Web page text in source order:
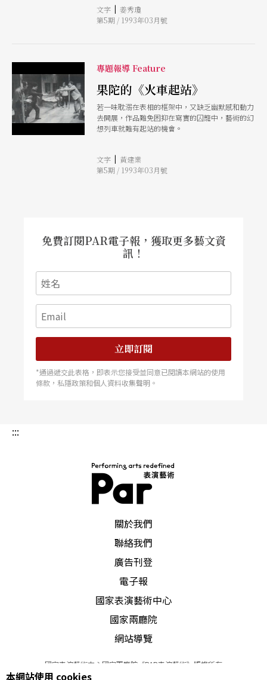
《野人》上演再度引起爭論，八九年應邀往訪歐
洲，天安門事件後定居巴黎，從事寫作與繪畫。作
法國巴候劇院將演出他的新作《生死界》。高行健
和台灣的接觸始於《聯合文學》出版的短篇小說集
《給我老爺買魚竿》、聯經出版的長篇小說《靈
山》。他的劇作《車站》、《彼岸》也分別在聯合
報副刊及聯合文學發表過。大前年陳玲玲指導國立
藝術學院戲劇系學生在國立藝術館演出《彼岸》，
去年十月十六日起，果陀劇場的導演梁志民以《絕
高氏訪台期間邀集了幾位戲劇學者、劇場工作者、
及曾執導高行健劇作的陳玲玲、梁志民，在充滿後
要求語言和表演間的張力，形成富含哲理的獨特面
貌，且不斷在作新的嘗試。而台灣的劇場運動則在
經歷政治議題和演出形式的開發後，有了更多元的
文字 | 姜秀瓊
第5期 / 1993年03月號
專題報導 Feature
果陀的《火車起站》
若一味耽溺在表相的框架中，又缺乏幽默感和動力
去開展，作品難免困抑在寫實的囚籠中，藝術的幻
想列車就難有起站的機會。
文字 | 黃建業
第5期 / 1993年03月號
免費訂閱PAR電子報，獲取更多藝文資
訊！
立即訂閱
*通過遞交此表格，即表示您接受並同意已閱讀本網站的使用
條款，私隱政策和個人資料收集聲明。
:::
關於我們
聯絡我們
廣告刊登
電子報
國家表演藝術中心
國家兩廳院
網站導覽
國家表演藝術中心國家兩廳院《PAR表演藝術》版權所有
本網站使用 cookies